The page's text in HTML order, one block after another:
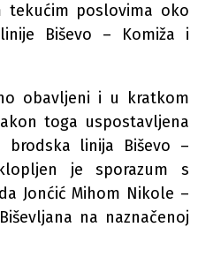
tekućim poslovima oko
Biševo – Komiža i
obavljeni i u kratkom
toga uspostavljena
brodska linija Biševo –
je sporazum s
Jonćić Mihom Nikole –
na naznačenoj